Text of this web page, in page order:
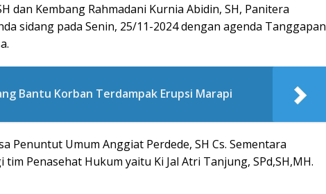
dan Kembang Rahmadani Kurnia Abidin, SH, Panitera
sidang pada Senin, 25/11-2024 dengan agenda Tanggapan
Bantu Korban Terdampak Erupsi Marapi
Penuntut Umum Anggiat Perdede, SH Cs. Sementara
Penasehat Hukum yaitu Ki Jal Atri Tanjung, SPd,SH,MH.